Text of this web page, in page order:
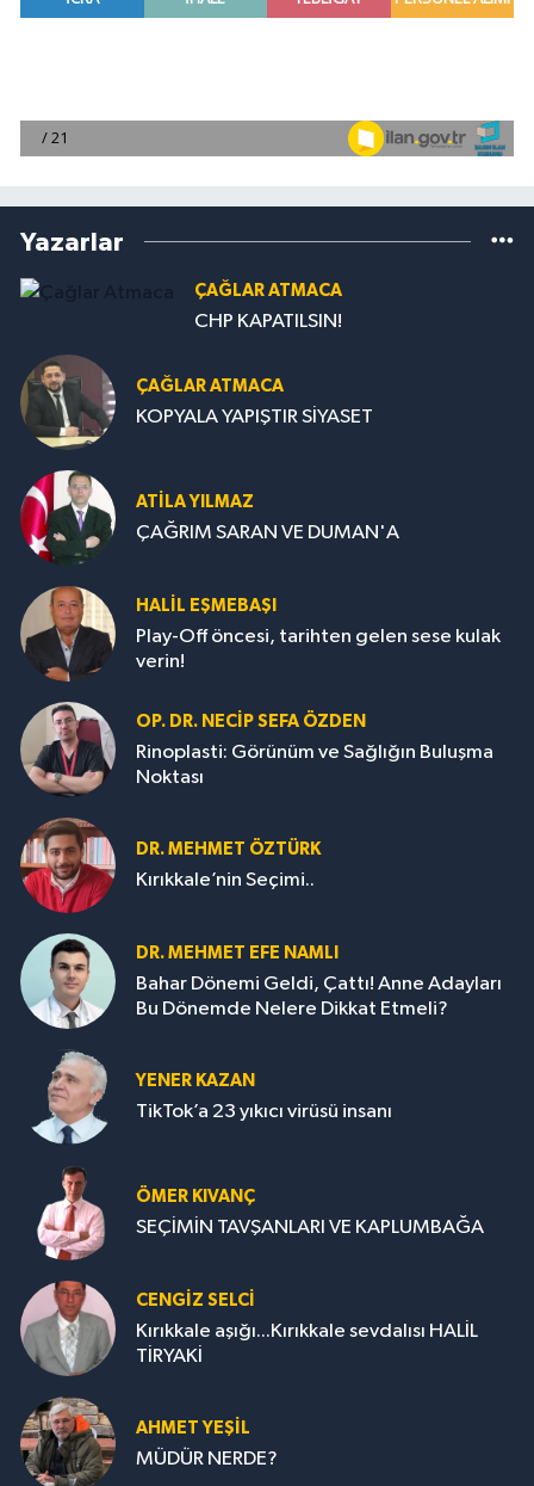
Yazarlar
ÇAĞLAR ATMACA
CHP KAPATILSIN!
ÇAĞLAR ATMACA
KOPYALA YAPIŞTIR SİYASET
ATILA YILMAZ
ÇAĞRIM SARAN VE DUMAN'A
HALIL EŞMEBAŞI
Play-Off öncesi, tarihten gelen sese kulak
verin!
OP. DR. NECIP SEFA ÖZDEN
Rinoplasti: Görünüm ve Sağlığın Buluşma
Noktası
DR. MEHMET ÖZTÜRK
Kırıkkale’nin Seçimi..
DR. MEHMET EFE NAMLI
Bahar Dönemi Geldi, Çattı! Anne Adayları
Bu Dönemde Nelere Dikkat Etmeli?
YENER KAZAN
TikTok’a 23 yıkıcı virüsü insanı
ÖMER KIVANÇ
SEÇİMİN TAVŞANLARI VE KAPLUMBAĞA
CENGİZ SELCİ
Kırıkkale aşığı...Kırıkkale sevdalısı HALİL
TİRYAKİ
AHMET YEŞİL
MÜDÜR NERDE?